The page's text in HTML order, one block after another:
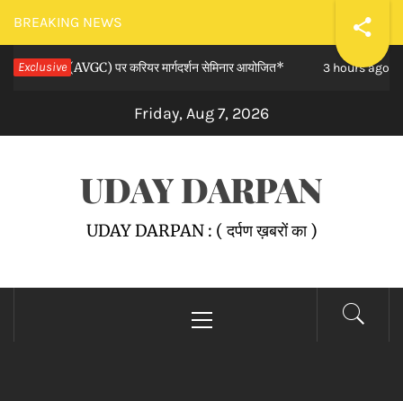
Skip
to
content
BREAKING NEWS
Exclusive
(AVGC) पर करियर मार्गदर्शन सेमिनार आयोजित* 3 hours ago DAV
Friday, Aug 7, 2026
UDAY DARPAN
UDAY DARPAN : ( दर्पण ख़बरों का )
Menu